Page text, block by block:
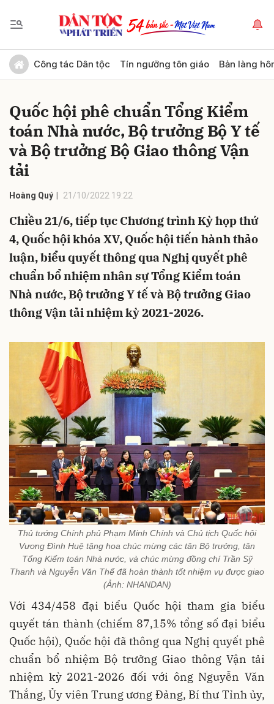
Công tác Dân tộc Tín ngưỡng tôn giáo Bản làng
Quốc hội phê chuẩn Tổng Kiểm
toán Nhà nước, Bộ trưởng Bộ Y tế
và Bộ trưởng Bộ Giao thông Vận
tải
Hoàng Quý 21/10/2022 19:22
Chiều 21/6, tiếp tục Chương trình Kỳ họp thứ
4, Quốc hội khóa XV, Quốc hội tiến hành thảo
luận, biểu quyết thông qua Nghị quyết phê
chuẩn bổ nhiệm nhân sự Tổng Kiểm toán
Nhà nước, Bộ trưởng Y tế và Bộ trưởng Giao
thông Vận tải nhiệm kỳ 2021-2026.
Thủ tướng Chính phủ Phạm Minh Chính và Chủ tịch Quốc hội
Vương Đình Huệ tặng hoa chúc mừng các tân Bộ trưởng, tân
Tổng Kiểm toán Nhà nước, và chúc mừng đồng chí Trần Sỹ
Thanh và Nguyễn Văn Thể đã hoàn thành tốt nhiệm vụ được giao
(Ảnh: NHANDAN)
Với 434/458 đại biểu Quốc hội tham gia biểu
quyết tán thành (chiếm 87,15% tổng số đại biểu
Quốc hội), Quốc hội đã thông qua Nghị quyết phê
chuẩn bổ nhiệm Bộ trưởng Giao thông Vận tải
nhiệm kỳ 2021-2026 đối với ông Nguyễn Văn
Thắng, Ủy viên Trung ương Đảng, Bí thư Tỉnh ủy,
Gửi bình luận